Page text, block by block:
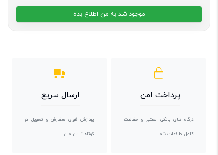
موجود شد به من اطلاع بده
پرداخت امن
درگاه های بانکی معتبر و حفاظت
کامل اطلاعات شما.
ارسال سریع
پردازش فوری سفارش و تحویل در
کوتاه ترین زمان.